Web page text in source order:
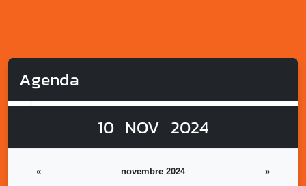
Agenda
10 NOV 2024
« novembre 2024
»